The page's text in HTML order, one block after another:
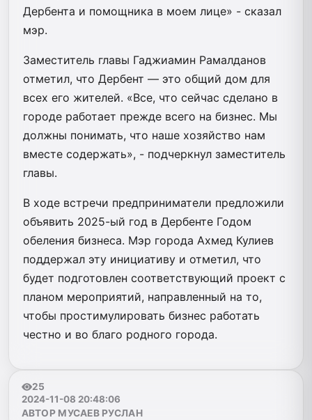
Дербента и помощника в моем лице» - сказал
мэр.
Заместитель главы Гаджиамин Рамалданов
отметил, что Дербент — это общий дом для
всех его жителей. «Все, что сейчас сделано в
городе работает прежде всего на бизнес. Мы
должны понимать, что наше хозяйство нам
вместе содержать», - подчеркнул заместитель
главы.
В ходе встречи предприниматели предложили
объявить 2025-ый год в Дербенте Годом
обеления бизнеса. Мэр города Ахмед Кулиев
поддержал эту инициативу и отметил, что
будет подготовлен соответствующий проект с
планом мероприятий, направленный на то,
чтобы простимулировать бизнес работать
честно и во благо родного города.
25
2024-11-08 20:48:06
АВТОР МУСАЕВ РУСЛАН